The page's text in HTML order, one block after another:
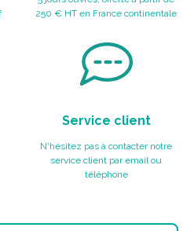
250 € HT en France continentale
Service client
N'hésitez pas à contacter notre
service client par email ou
téléphone